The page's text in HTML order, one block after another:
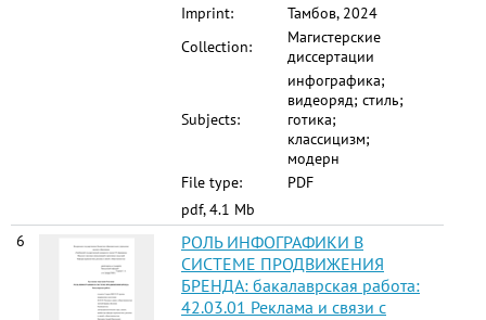
Imprint:
Тамбов, 2024
Collection:
Магистерские
диссертации
Subjects:
инфографика;
видеоряд; стиль;
готика;
классицизм;
модерн
File type:
PDF
pdf, 4.1 Mb
6
РОЛЬ ИНФОГРАФИКИ В
СИСТЕМЕ ПРОДВИЖЕНИЯ
БРЕНДА: бакалаврская работа:
42.03.01 Реклама и связи с